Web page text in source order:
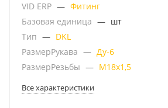
VID ERP — Фитинг
Базовая единица — шт
Тип — DKL
РазмерРукава — Ду-6
РазмерРезьбы — М18х1,5
Все характеристики